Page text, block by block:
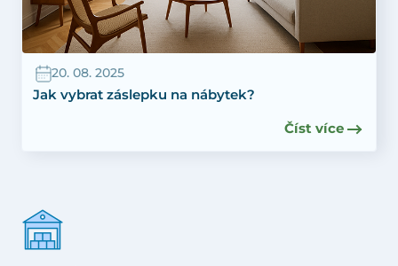
20. 08. 2025
Jak vybrat záslepku na nábytek?
Číst více